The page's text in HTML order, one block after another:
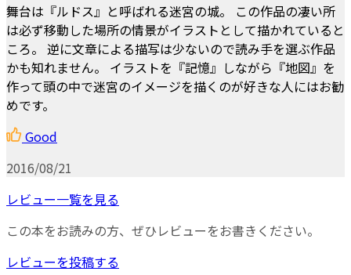
舞台は『ルドス』と呼ばれる迷宮の城。 この作品の凄い所
は必ず移動した場所の情景がイラストとして描かれていると
ころ。 逆に文章による描写は少ないので読み手を選ぶ作品
かも知れません。 イラストを『記憶』しながら『地図』を
作って頭の中で迷宮のイメージを描くのが好きな人にはお勧
めです。
Good
2016/08/21
レビュー一覧を見る
この本をお読みの方、ぜひレビューをお書きください。
レビューを投稿する